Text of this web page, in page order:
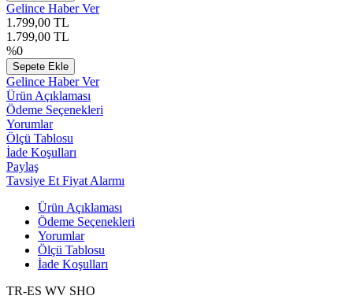
Gelince Haber Ver
1.799,00 TL
1.799,00 TL
%0
Sepete Ekle
Gelince Haber Ver
Ürün Açıklaması
Ödeme Seçenekleri
Yorumlar
Ölçü Tablosu
İade Koşulları
Paylaş
Tavsiye Et Fiyat Alarmı
Ürün Açıklaması
Ödeme Seçenekleri
Yorumlar
Ölçü Tablosu
İade Koşulları
TR-ES WV SHO